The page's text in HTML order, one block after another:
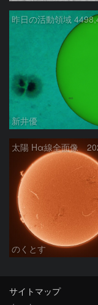
新井優
のくとす
サイトマップ